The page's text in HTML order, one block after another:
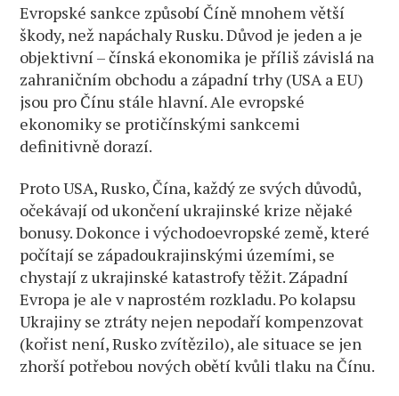
Evropské sankce způsobí Číně mnohem větší
škody, než napáchaly Rusku. Důvod je jeden a je
objektivní – čínská ekonomika je příliš závislá na
zahraničním obchodu a západní trhy (USA a EU)
jsou pro Čínu stále hlavní. Ale evropské
ekonomiky se protičínskými sankcemi
definitivně dorazí.
Proto USA, Rusko, Čína, každý ze svých důvodů,
očekávají od ukončení ukrajinské krize nějaké
bonusy. Dokonce i východoevropské země, které
počítají se západoukrajinskými územími, se
chystají z ukrajinské katastrofy těžit. Západní
Evropa je ale v naprostém rozkladu. Po kolapsu
Ukrajiny se ztráty nejen nepodaří kompenzovat
(kořist není, Rusko zvítězilo), ale situace se jen
zhorší potřebou nových obětí kvůli tlaku na Čínu.